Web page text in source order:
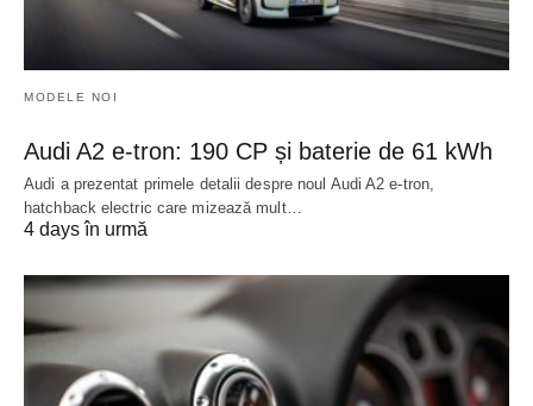
MODELE NOI
Audi A2 e-tron: 190 CP și baterie de 61 kWh
Audi a prezentat primele detalii despre noul Audi A2 e-tron,
hatchback electric care mizează mult…
4 days în urmă